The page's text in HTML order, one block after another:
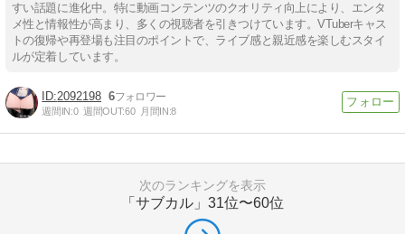
すい話題に進化中。特に動画コンテンツのクオリティ向上により、エンタ
メ性と情報性が高まり、多くの視聴者を引きつけています。VTuberキャス
トの復帰や再登場も注目のポイントで、ライブ感と親近感を楽しむスタイ
ルが定着しています。
2092198 6
週間IN:0 週間OUT:60 月間IN:8
次のランキングを表示
「サブカル」 31位〜60位